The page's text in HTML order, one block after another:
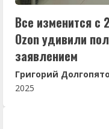
Все изменится с
Ozon удивили
заявлением
Григорий
2025